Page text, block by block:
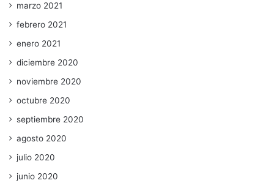
marzo 2021
febrero 2021
enero 2021
diciembre 2020
noviembre 2020
octubre 2020
septiembre 2020
agosto 2020
julio 2020
junio 2020